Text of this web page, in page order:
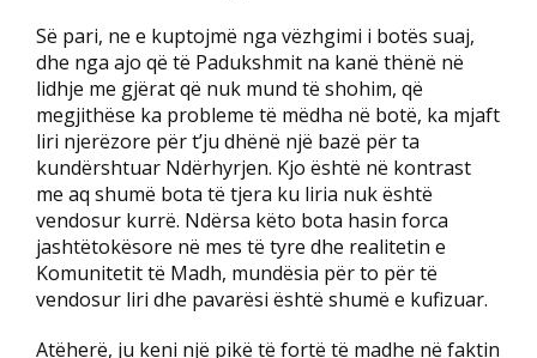
Së pari, ne e kuptojmë nga vëzhgimi i botës suaj,
dhe nga ajo që të Padukshmit na kanë thënë në
lidhje me gjërat që nuk mund të shohim, që
megjithëse ka probleme të mëdha në botë, ka mjaft
liri njerëzore për t’ju dhënë një bazë për ta
kundërshtuar Ndërhyrjen. Kjo është në kontrast
me aq shumë bota të tjera ku liria nuk është
vendosur kurrë. Ndërsa këto bota hasin forca
jashtëtokësore në mes të tyre dhe realitetin e
Komunitetit të Madh, mundësia për to për të
vendosur liri dhe pavarësi është shumë e kufizuar.
Atëherë, ju keni një pikë të fortë të madhe në faktin